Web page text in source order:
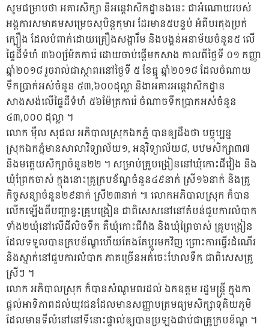
សូមជម្រាបថា អគារសិក្សា និអន្តេវាសិកដ្ឋានងនេះ ជាអំណោយរបស់
អង្គការសមាគមសម្រេចសុបិន្តកុមារ ដែរមាន៥បន្ទប់ អំពីបរតុងប្រក់
ក្បឿង ដែលបំពាក់ដោយគ្រឿងសង្ហារឹម និងបង្គន់អនាម័យចំនួន៥ លើ
ផ្ទៃដីទំហំ ៣៦០ម៉ែ្រតការ៉េ ដោយចាប់ផ្តើមកសាង កាលពីថ្ងៃទី ០១ កញ្ញា
ឆ្នាំ២០១៨ រួចរាល់ជាស្ថាពរនៅថ្ងៃទី ៥ ខែធ្នូ ឆ្នាំ២០១៨ ដែលចំណាយ
ទឹកប្រាក់អស់ចំនួន ៥៣,៦០០ដុល្លា និងាអគារអន្តេវាសិកដ្ឋាន
សាងសង់លើផ្ទៃដីទំហំ ៥៦ម៉ែត្រការ៉េ ចំណាចទឹកប្រាកអស់ចំនួន
៤៣,០០០ ដុល្លា ។
លោក ម៉ឹល សុផល អភិបាលស្រុកឯកភ្នំ បានឲ្យដឹងថា បច្ចុប្បន្ន
ស្រុកឯកភ្នំមានសាលាវិទ្យាល័យ១, អនុវិទ្យាល័យ៨, បឋមសិក្សា៣៧
និងមត្ដេយសិក្សាចំនួន២២ ។ សម្រាប់គ្រូបង្រៀននៅឃុំកោះជីវៀង និង
ឃុំព្រែកចាស់ ក្នុងនោះគ្រូក្របខ័ណ្ឌចំនួន៤៩នាក់ ស្រី១៦នាក់ និងគ្រូ
កិច្ចសន្យាចំនួន២៩នាក់ ស្រី២៣នាក់ ៕ លោកអភិបាលស្រុក ក៏បាន
លើកឡើងពីបញ្ហាខ្វះគ្រូបង្រៀន ជាពិសេសនៅនៅតំបន់ជួបការលំបាក
ទាំង២ឃុំនៅលើដីលិចទឹក គឺឃុំកោះជីវាំង និងឃុំព្រៃចាស់ គ្រូបង្រៀន
ដែលទទួលបានក្របខ័ណ្ឌហើយតែងតែប្តូរមកវិញ ព្រោះការធ្វើរដំណើរ
និងស្នាក់នៅជួបការលំបាក ភាគច្រើនអត់ចេះហែលទឹក ជាពិសេសគ្រូ
ស្រីៗ ។
លោក អភិបាលស្រុក ក៏បានសំណូមពរដល់ ឯកឧត្តម រដ្ឋមន្ត្រី ក្នុងកា
ផ្តល់អាទិភាពដល់យុវជនដែលមានសញ្ញាបត្រមធ្យមសិក្សាទុតិយភូមិ
ដែលមានទីលំនៅនៅទីនោះផ្ទាល់ឲ្យបានប្រឡងជាប់ជាគ្រូក្របខ័ណ្ឌ ។